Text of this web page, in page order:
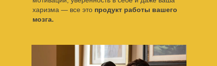
харизма — все это продукт работы вашего
мозга.